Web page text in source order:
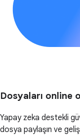
Dosyaları online
Yapay zeka destekli
dosya paylaşın ve